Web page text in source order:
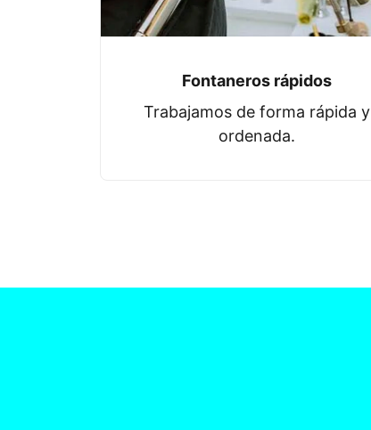
Fontaneros rápidos
Trabajamos de forma rápida y
ordenada.